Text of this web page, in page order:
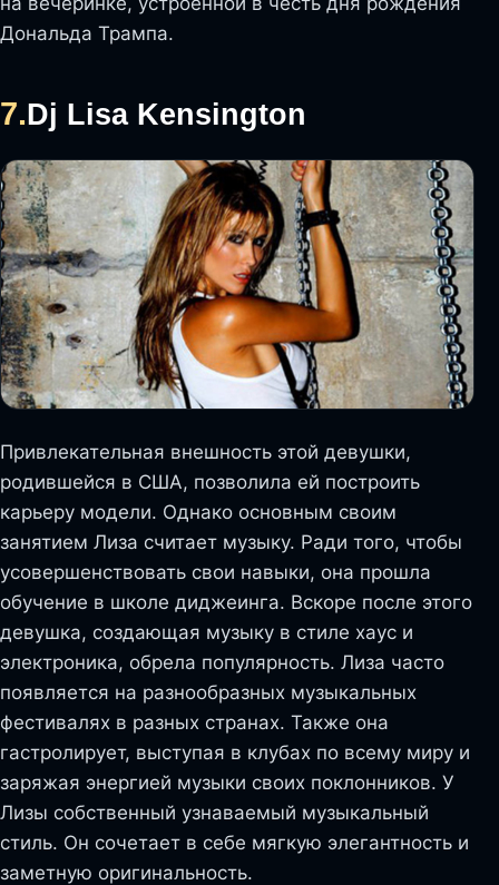
Дональда Трампа.
7.Dj Lisa Kensington
Привлекательная внешность этой девушки,
родившейся в США, позволила ей построить
карьеру модели. Однако основным своим
занятием Лиза считает музыку. Ради того, чтобы
усовершенствовать свои навыки, она прошла
обучение в школе диджеинга. Вскоре после этого
девушка, создающая музыку в стиле хаус и
электроника, обрела популярность. Лиза часто
появляется на разнообразных музыкальных
фестивалях в разных странах. Также она
гастролирует, выступая в клубах по всему миру и
заряжая энергией музыки своих поклонников. У
Лизы собственный узнаваемый музыкальный
стиль. Он сочетает в себе мягкую элегантность и
заметную оригинальность.